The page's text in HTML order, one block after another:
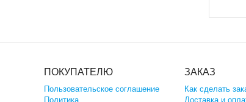
ПОКУПАТЕЛЮ
Пользовательское соглашение
Политика
ЗАКАЗ
Как сделать
Доставка и